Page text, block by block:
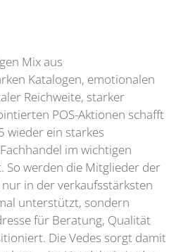
Mix aus
Katalogen, emotionalen
Reichweite, starker
POS-Aktionen schafft
wieder ein starkes
im wichtigen
So werden die Mitglieder der
in der verkaufsstärksten
unterstützt, sondern
für Beratung, Qualität
Die Vedes sorgt damit